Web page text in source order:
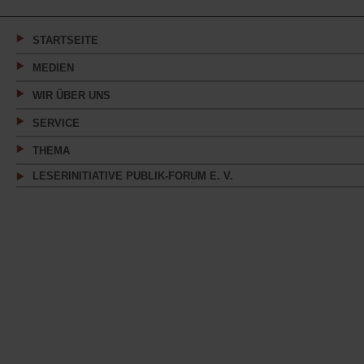
neuen
STARTSEITE
MEDIEN
WIR ÜBER UNS
SERVICE
THEMA
LESERINITIATIVE PUBLIK-FORUM E. V.